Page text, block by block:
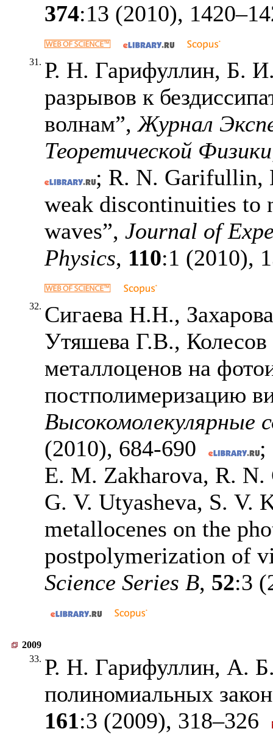
374:13 (2010),
31. Р. Н. Гарифуллин, Б.
разрывов к
волнам”, Журнал
Теоретической Физики
; R. N. Garifullin,
weak discontinuities to
waves”, Journal of
Physics, 110:1 (2010),
32. Сигаева Н.Н.,
Утяшева Г.В.,
металлоценов на
постполимеризацию
Высокомолекулярные
(2010), 684-690
;
E. M. Zakharova, R.
G. V. Utyasheva, S. V.
metallocenes on the
postpolymerization of
Science Series B, 52:3
2009
33. Р. Н. Гарифуллин, А.
полиномиальных
161:3 (2009), 318–326